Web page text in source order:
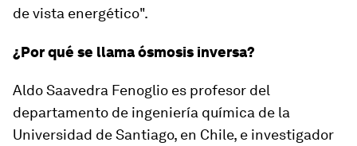
de vista energético".
¿Por qué se llama ósmosis inversa?
Aldo Saavedra Fenoglio es profesor del
departamento de ingeniería química de la
Universidad de Santiago, en Chile, e investigador